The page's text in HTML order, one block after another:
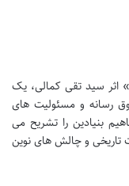
اثر سید تقی کمالی، یک
رسانه و مسئولیت های
بنیادین را تشریح می
تاریخی و چالش های نوین